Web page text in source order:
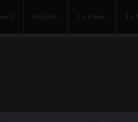
Hadiths La Prière Le